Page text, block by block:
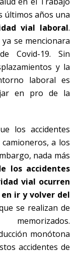
últimos años una
vial laboral.
se mencionara
Covid-19. Sin
y la
laboral es
en pro de la
los accidentes
a los
nada más
los accidentes
vial ocurren
ir y volver del
se realizan de
monótona
accidentes de